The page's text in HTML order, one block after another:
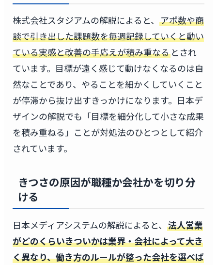
株式会社スタジアムの解説によると、 アポ数や商
談で引き出した課題数を毎週記録していくと動い
ている実感と改善の手応えが積み重なるとされ
ています。目標が遠く感じて動けなくなるのは自
然なことであり、やることを細かくしていくこと
が停滞から抜け出すきっかけになります。日本デ
ザインの解説でも「目標を細分化して小さな成果
を積み重ねる」ことが対処法のひとつとして紹介
されています。
きつさの原因が職種か会社かを切り分
ける
日本メディアシステムの解説によると、 法人営業
がどのくらいきついかは業界・会社によって大き
く異なり、働き方のルールが整った会社を選べば